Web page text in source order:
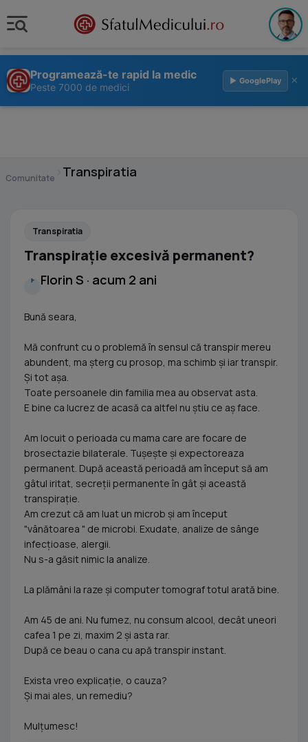
Programează-te rapid la medic
Peste 7000 de medici
▶ GooglePlay ×
Comunitate Transpiratia
Transpiratia
Transpirație excesivă permanent?
F Florin S · acum 2 ani
Bună seara,
Mă confrunt cu o problemă în sensul că transpir mereu
abundent, ma șterg cu prosop, ma schimb și iar transpir.
Și tot așa.
Toate persoanele din familia mea au observat asta.
E bine ca lucrez de acasă ca altfel nu știu ce aș face.
Am locuit o perioada cu mama care are focare de
brosectazie bilaterale. Tușește și expectoreaza
permanent. După această perioadă am început să am
gâtul iritat, secreții permanente în gât și această
transpirație.
Am crezut că am luat un microb și am început
"vânătoarea " de microbi. Exudate, analize de sânge
infecțioase, alergii.
Nu s-a găsit nimic la analize.
La plămâni la raze și computer tomograf totul arată bine.
Am 45 de ani. Nu fumez, nu consum alcool, decât uneori
cafea 1 pe zi, maxim 2 și asta rar.
După ce beau o cana cu apă transpir instant.
Exista vreo explicație, o cauza?
Și mai ales, un remediu?
Mulțumesc!